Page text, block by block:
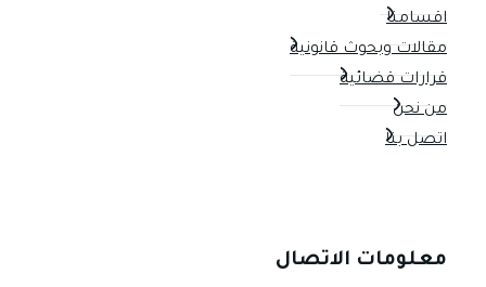
اقسامنا
مقالات وبحوث قانونية
قرارات قضائية
من نحن
اتصل بنا
معلومات الاتصال